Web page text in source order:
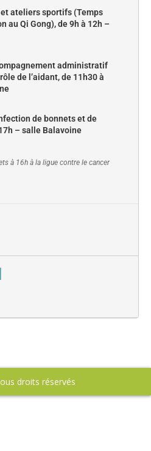
ateliers sportifs (Temps
au Qi Gong), de 9h à 12h –
administratif
de l’aidant, de 11h30 à
de bonnets et de
– salle Balavoine
à 16h à la ligue contre le cancer
droits réservés